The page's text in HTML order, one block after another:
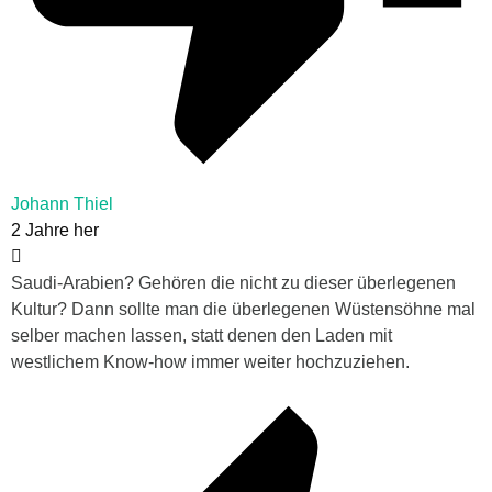
Johann Thiel
2 Jahre her
Saudi-Arabien? Gehören die nicht zu dieser überlegenen
Kultur? Dann sollte man die überlegenen Wüstensöhne mal
selber machen lassen, statt denen den Laden mit
westlichem Know-how immer weiter hochzuziehen.